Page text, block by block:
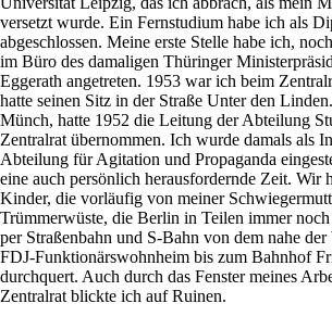
versetzt wurde. Ein Fernstudium habe ich als
abgeschlossen. Meine erste Stelle habe ich,
im Büro des damaligen Thüringer
Eggerath angetreten. 1953 war ich beim
hatte seinen Sitz in der Straße Unter den
Münch, hatte 1952 die Leitung der Abteilung
Zentralrat übernommen. Ich wurde damals als
Abteilung für Agitation und Propaganda
eine auch persönlich herausfordernde Zeit. Wir
Kinder, die vorläufig von meiner
Trümmerwüste, die Berlin in Teilen immer
per Straßenbahn und S-Bahn von dem nahe
FDJ-Funktionärswohnheim bis zum Bahnhof
durchquert. Auch durch das Fenster meines
Zentralrat blickte ich auf Ruinen.